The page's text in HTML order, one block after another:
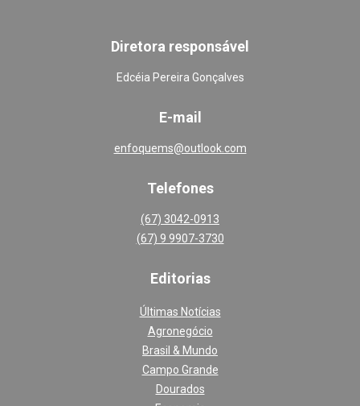
Diretora responsável
Edcéia Pereira Gonçalves
E-mail
enfoquems@outlook.com
Telefones
(67) 3042-0913
(67) 9 9907-3730
Editorias
Últimas Notícias
Agronegócio
Brasil & Mundo
Campo Grande
Dourados